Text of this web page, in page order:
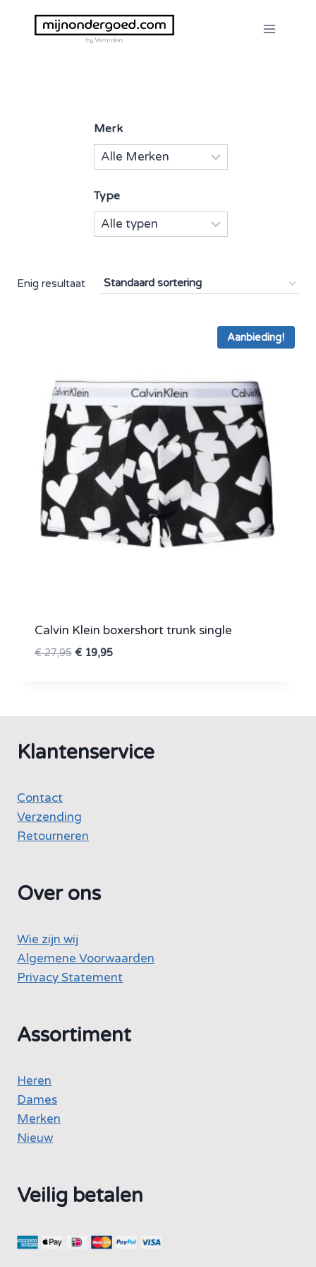
Enig resultaat
Aanbieding!
Calvin Klein boxershort trunk single
€27,95 Oorspronkelijke
€19,95Huidige
Merk
Type
Klantenservice
Contact
Verzending
Retourneren
Over ons
Wie zijn wij
Algemene Voorwaarden
Privacy Statement
Assortiment
Heren
Dames
Merken
Nieuw
Veilig betalen